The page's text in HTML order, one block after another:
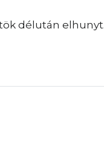
délután elhunyt.